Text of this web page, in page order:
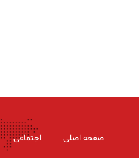
صفحه اصلی اجتماعی